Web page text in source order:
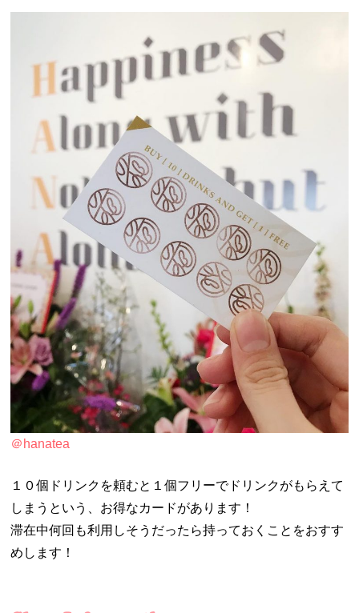
＠hanatea
１０個ドリンクを頼むと１個フリーでドリンクがもらえて
しまうという、お得なカードがあります！
滞在中何回も利用しそうだったら持っておくことをおすす
めします！